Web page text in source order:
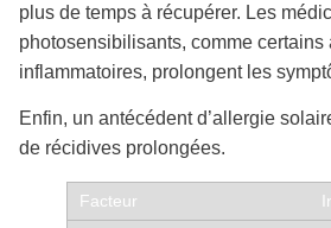
plus de temps à récupérer. Les
photosensibilisants, comme
inflammatoires, prolongent les
Enfin, un antécédent d’allergie
de récidives prolongées.